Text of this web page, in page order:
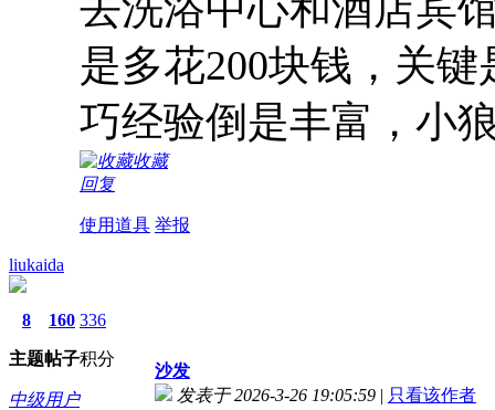
是多花200块钱，关
巧经验倒是丰富，小
收藏
回复
使用道具 举报
liukaida
8
主题
160
帖子
336
积分
中级用户
沙发
发表于 2026-3-26 19:05:59 | 只看该作者